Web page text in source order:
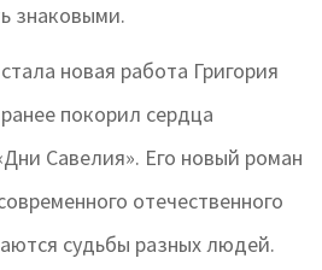
знаковыми.
новая работа Григория
покорил сердца
Савелия». Его новый роман
отечественного
судьбы разных людей.